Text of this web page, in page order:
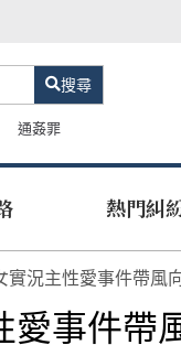
搜尋
通姦罪
熱門糾
實況主性愛事件帶風
事件帶